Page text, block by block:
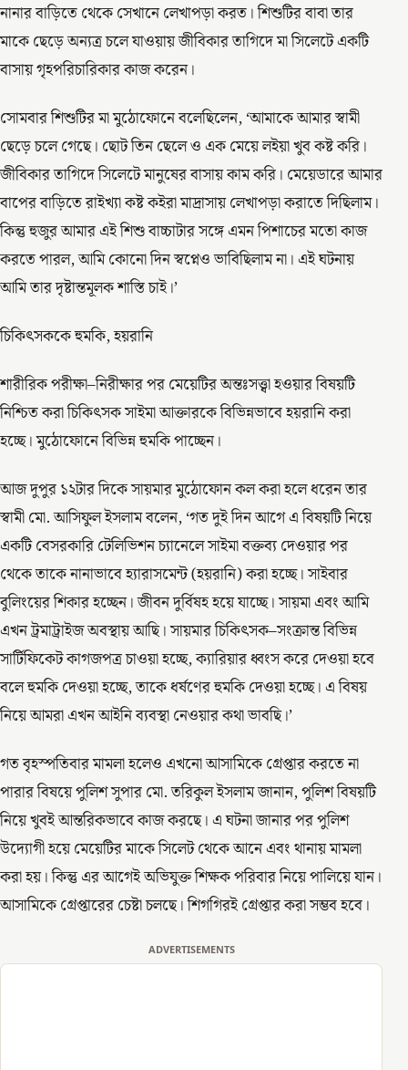
নানার বাড়িতে থেকে সেখানে লেখাপড়া করত। শিশুটির বাবা তার
মাকে ছেড়ে অন্যত্র চলে যাওয়ায় জীবিকার তাগিদে মা সিলেটে একটি
বাসায় গৃহপরিচারিকার কাজ করেন।
সোমবার শিশুটির মা মুঠোফোনে বলেছিলেন, ‘আমাকে আমার স্বামী
ছেড়ে চলে গেছে। ছোট তিন ছেলে ও এক মেয়ে লইয়া খুব কষ্ট করি।
জীবিকার তাগিদে সিলেটে মানুষের বাসায় কাম করি। মেয়েডারে আমার
বাপের বাড়িতে রাইখ্যা কষ্ট কইরা মাদ্রাসায় লেখাপড়া করাতে দিছিলাম।
কিন্তু হুজুর আমার এই শিশু বাচ্চাটার সঙ্গে এমন পিশাচের মতো কাজ
করতে পারল, আমি কোনো দিন স্বপ্নেও ভাবিছিলাম না। এই ঘটনায়
আমি তার দৃষ্টান্তমূলক শাস্তি চাই।’
চিকিৎসককে হুমকি, হয়রানি
শারীরিক পরীক্ষা–নিরীক্ষার পর মেয়েটির অন্তঃসত্ত্বা হওয়ার বিষয়টি
নিশ্চিত করা চিকিৎসক সাইমা আক্তারকে বিভিন্নভাবে হয়রানি করা
হচ্ছে। মুঠোফোনে বিভিন্ন হুমকি পাচ্ছেন।
আজ দুপুর ১২টার দিকে সায়মার মুঠোফোন কল করা হলে ধরেন তার
স্বামী মো. আসিফুল ইসলাম বলেন, ‘গত দুই দিন আগে এ বিষয়টি নিয়ে
একটি বেসরকারি টেলিভিশন চ্যানেলে সাইমা বক্তব্য দেওয়ার পর
থেকে তাকে নানাভাবে হ্যারাসমেন্ট (হয়রানি) করা হচ্ছে। সাইবার
বুলিংয়ের শিকার হচ্ছেন। জীবন দুর্বিষহ হয়ে যাচ্ছে। সায়মা এবং আমি
এখন ট্রমাট্রাইজ অবস্থায় আছি। সায়মার চিকিৎসক–সংক্রান্ত বিভিন্ন
সার্টিফিকেট কাগজপত্র চাওয়া হচ্ছে, ক্যারিয়ার ধ্বংস করে দেওয়া হবে
বলে হুমকি দেওয়া হচ্ছে, তাকে ধর্ষণের হুমকি দেওয়া হচ্ছে। এ বিষয়
নিয়ে আমরা এখন আইনি ব্যবস্থা নেওয়ার কথা ভাবছি।’
গত বৃহস্পতিবার মামলা হলেও এখনো আসামিকে গ্রেপ্তার করতে না
পারার বিষয়ে পুলিশ সুপার মো. তরিকুল ইসলাম জানান, পুলিশ বিষয়টি
নিয়ে খুবই আন্তরিকভাবে কাজ করছে। এ ঘটনা জানার পর পুলিশ
উদ্যোগী হয়ে মেয়েটির মাকে সিলেট থেকে আনে এবং থানায় মামলা
করা হয়। কিন্তু এর আগেই অভিযুক্ত শিক্ষক পরিবার নিয়ে পালিয়ে যান।
আসামিকে গ্রেপ্তারের চেষ্টা চলছে। শিগগিরই গ্রেপ্তার করা সম্ভব হবে।
ADVERTISEMENTS